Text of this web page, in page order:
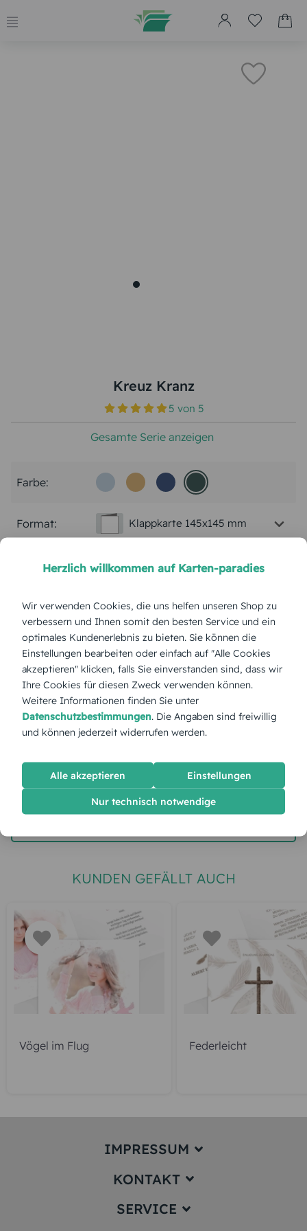
Kreuz Kranz
5 von 5
Gesamte Serie anzeigen
Farbe:
Format: Klappkarte 145x145 mm
Papierart: Bilderdruck
Menge:
Stückpreis: 2,60 €
Gesamtpreis: 65,00 € Inkl. MwSt. zzgl. Versand
jetzt gestalten
KUNDEN GEFÄLLT AUCH
Vögel im Flug Federleicht
IMPRESSUM
Impressum
KONTAKT
service@karten-paradies.de
SERVICE
Herzlich willkommen auf Karten-paradies
Wir verwenden Cookies, die uns helfen unseren Shop zu
verbessern und Ihnen somit den besten Service und ein
optimales Kundenerlebnis zu bieten. Sie können die
Einstellungen bearbeiten oder einfach auf "Alle Cookies
akzeptieren" klicken, falls Sie einverstanden sind, dass wir
Ihre Cookies für diesen Zweck verwenden können.
Weitere Informationen finden Sie unter
Datenschutzbestimmungen. Die Angaben sind freiwillig
und können jederzeit widerrufen werden.
Alle akzeptieren Einstellungen
Nur technisch notwendige